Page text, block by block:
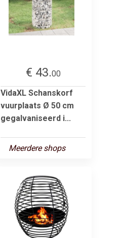
€ 43.00
VidaXL Schanskorf
vuurplaats Ø 50 cm
gegalvaniseerd i...
Meerdere shops